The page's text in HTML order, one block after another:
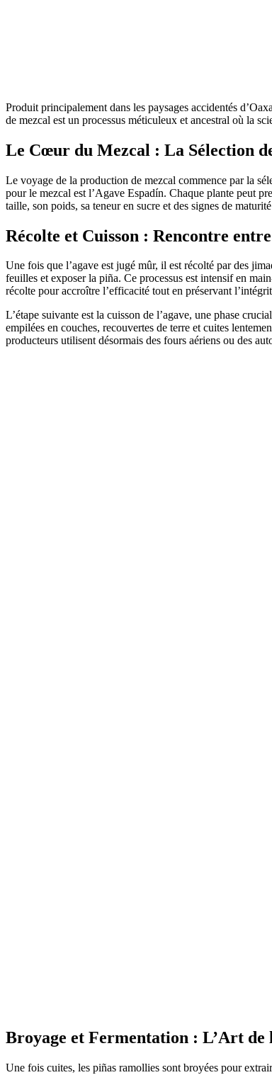
Produit principalement dans les paysages accidentés
de mezcal est un processus méticuleux et ancestral où la
Le Cœur du Mezcal : La Sélection
Le voyage de la production de mezcal commence par la
pour le mezcal est l’Agave Espadín. Chaque plante peut
taille, son poids, sa teneur en sucre et des signes de
Récolte et Cuisson : Rencontre
Une fois que l’agave est jugé mûr, il est récolté par des
feuilles et exposer la piña. Ce processus est intensif en
récolte pour accroître l’efficacité tout en préservant
L’étape suivante est la cuisson de l’agave, une phase
empilées en couches, recouvertes de terre et cuites
producteurs utilisent désormais des fours aériens ou des
Broyage et Fermentation : L’Art
Une fois cuites, les piñas ramollies sont broyées pour